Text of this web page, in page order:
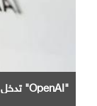
"OpenAI" تدخل علي خط الصراع مع أمازون